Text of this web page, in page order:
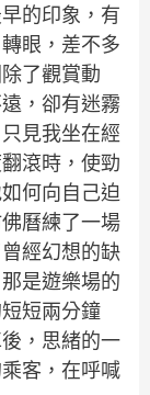
的印象，有
眼，差不多
了觀賞動
，卻有迷霧
見我坐在經
滾時，使勁
何向自己迫
曆練了一場
經幻想的缺
是遊樂場的
短兩分鐘
，思緒的一
客，在呼喊